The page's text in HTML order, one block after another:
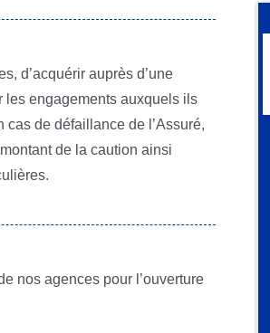
d’acquérir auprès d’une
les engagements auxquels ils
cas de défaillance de l’Assuré,
de la caution ainsi
nos agences pour l’ouverture